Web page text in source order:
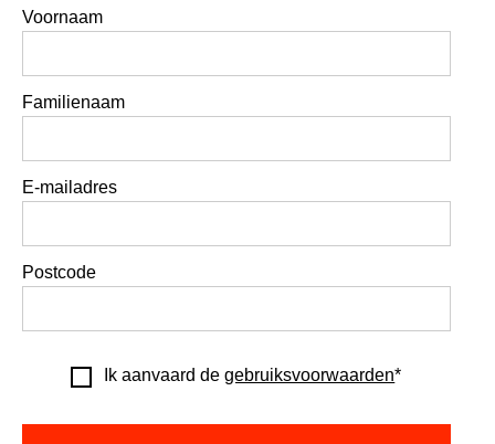
Voornaam
Familienaam
E-mailadres
Postcode
Ik aanvaard degebruiksvoorwaarden*